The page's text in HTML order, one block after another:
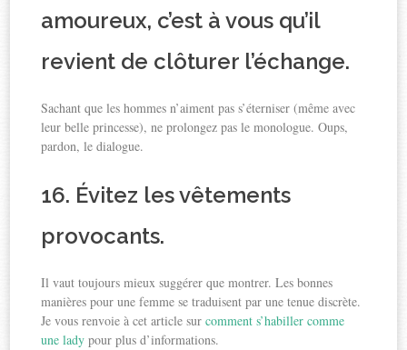
amoureux, c’est à vous qu’il
revient de clôturer l’échange.
Sachant que les hommes n’aiment pas s’éterniser (même avec
leur belle princesse), ne prolongez pas le monologue. Oups,
pardon, le dialogue.
16. Évitez les vêtements
provocants.
Il vaut toujours mieux suggérer que montrer. Les bonnes
manières pour une femme se traduisent par une tenue discrète.
Je vous renvoie à cet article surcomment s’habiller comme
une lady pour plus d’informations.